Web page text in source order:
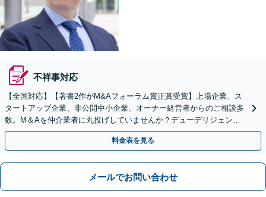
不祥事対応
【全国対応】【著書2作がM&Aフォーラム賞正賞受賞】上場企業、ス
タートアップ企業、非公開中小企業、オーナー経営者からのご相談多
数。M＆Aを仲介業者に丸投げしていませんか？デューデリジェンス
や契約書作成・交渉はお任せください【初回無料】
料金表を見る
メールでお問い合わせ